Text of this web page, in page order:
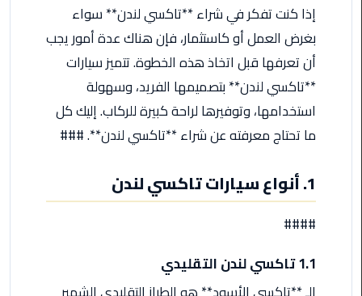
العرب
ليموزين
مطار
سارات
مرسيدس
ليموزين
اسكندرية
إذا كنت تفكر في شراء **تاكسي لندن** سواء
بغرض العمل أو كاستثمار، فإن هناك عدة أمور يجب
أن تعرفها قبل اتخاذ هذه الخطوة. تتميز سيارات
**تاكسي لندن** بتصميمها الفريد، وسهولة
استخدامها، وتوفيرها لراحة كبيرة للركاب. إليك كل
ما تحتاج معرفته عن شراء **تاكسي لندن**. ###
1. أنواع سيارات تاكسي لندن
####
1.1 تاكسي لندن التقليدي